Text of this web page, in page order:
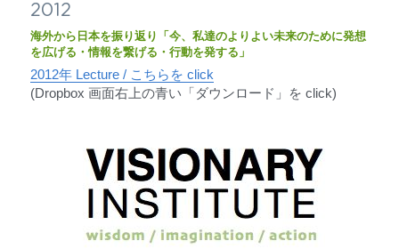
2012
海外から日本を振り返り「今、私達のよりよい未来のために発想
を広げる・情報を繋げる・行動を発する」
2012年 Lecture / こちらを click
(Dropbox 画面右上の青い「ダウンロード」を click)